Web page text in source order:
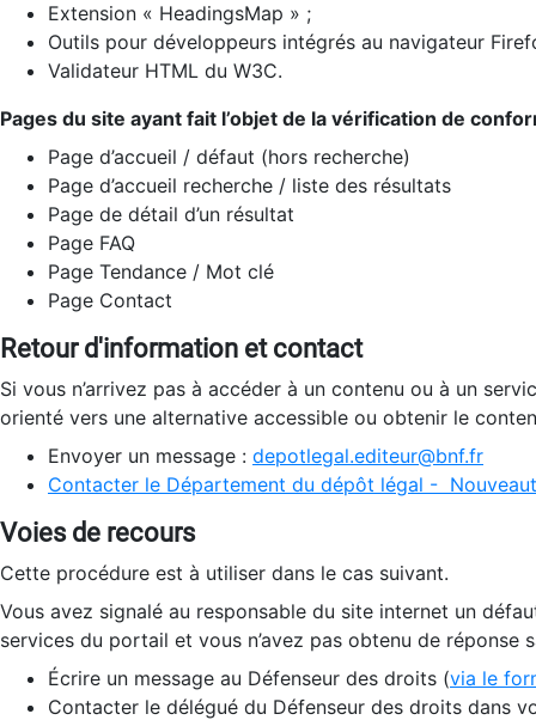
Extension « HeadingsMap » ;
Outils pour développeurs intégrés au navigateur
Validateur HTML du W3C.
Pages du site ayant fait l’objet de la vérification de
Page d’accueil / défaut (hors recherche)
Page d’accueil recherche / liste des résultats
Page de détail d’un résultat
Page FAQ
Page Tendance / Mot clé
Page Contact
Retour d'information et contact
Si vous n’arrivez pas à accéder à un contenu ou à un
orienté vers une alternative accessible ou obtenir le
Envoyer un message : depotlegal.editeur@bnf.fr
Contacter le Département du dépôt légal -
Voies de recours
Cette procédure est à utiliser dans le cas suivant.
Vous avez signalé au responsable du site internet un
services du portail et vous n’avez pas obtenu de réponse
Écrire un message au Défenseur des droits (via le
Contacter le délégué du Défenseur des droits dans